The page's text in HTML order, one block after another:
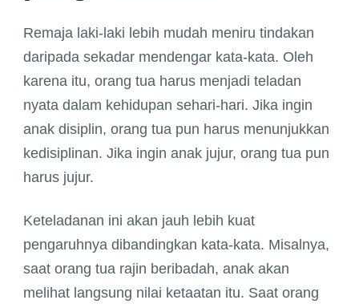
Remaja laki-laki lebih mudah meniru tindakan
daripada sekadar mendengar kata-kata. Oleh
karena itu, orang tua harus menjadi teladan
nyata dalam kehidupan sehari-hari. Jika ingin
anak disiplin, orang tua pun harus menunjukkan
kedisiplinan. Jika ingin anak jujur, orang tua pun
harus jujur.
Keteladanan ini akan jauh lebih kuat
pengaruhnya dibandingkan kata-kata. Misalnya,
saat orang tua rajin beribadah, anak akan
melihat langsung nilai ketaatan itu. Saat orang